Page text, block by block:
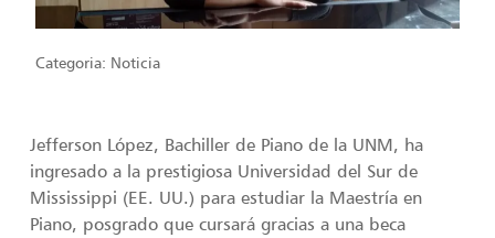
Categoria: Noticia
Jefferson López, Bachiller de Piano de la UNM, ha
ingresado a la prestigiosa Universidad del Sur de
Mississippi (EE. UU.) para estudiar la Maestría en
Piano, posgrado que cursará gracias a una beca